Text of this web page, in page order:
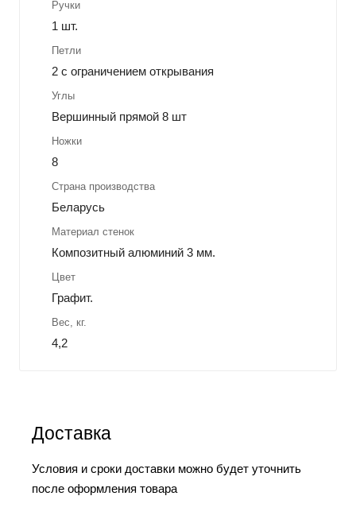
Ручки
1 шт.
Петли
2 с ограничением открывания
Углы
Вершинный прямой 8 шт
Ножки
8
Страна производства
Беларусь
Материал стенок
Композитный алюминий 3 мм.
Цвет
Графит.
Вес, кг.
4,2
Доставка
Условия и сроки доставки можно будет уточнить
после оформления товара